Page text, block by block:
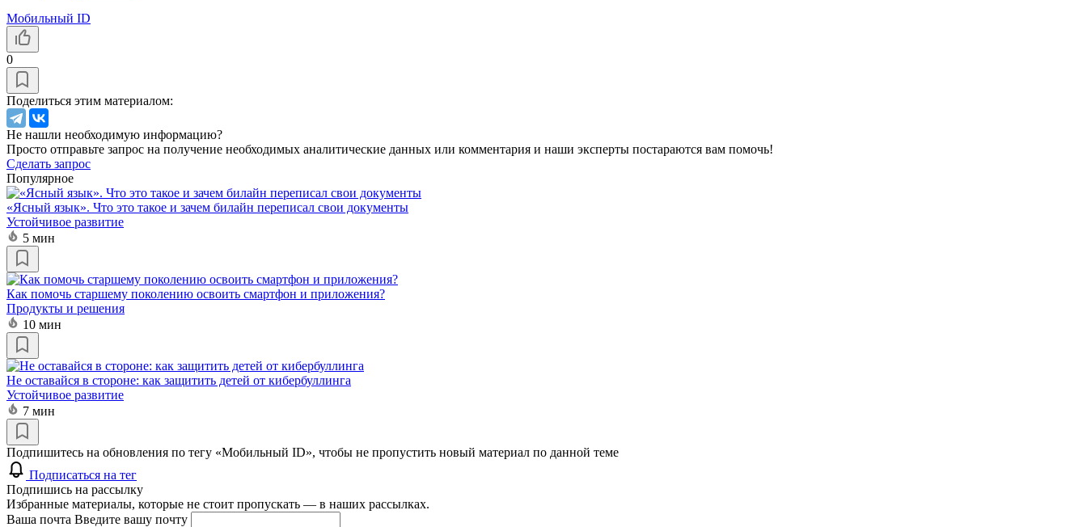
Мобильный ID
0
Поделиться этим материалом:
Не нашли необходимую информацию?
Просто отправьте запрос на получение необходимых аналитические данных или комментария и наши эксперты постараются вам помочь!
Сделать запрос
Популярное
«Ясный язык». Что это такое и зачем билайн переписал свои документы
Устойчивое развитие
5 мин
Как помочь старшему поколению освоить смартфон и приложения?
Продукты и решения
10 мин
Не оставайся в стороне: как защитить детей от кибербуллинга
Устойчивое развитие
7 мин
Подпишитесь на обновления по тегу «Мобильный ID», чтобы не пропустить новый материал по данной теме
Подписаться на тег
Подпишись на рассылку
Избранные материалы, которые не стоит пропускать — в наших рассылках.
Ваша почта Введите вашу почту